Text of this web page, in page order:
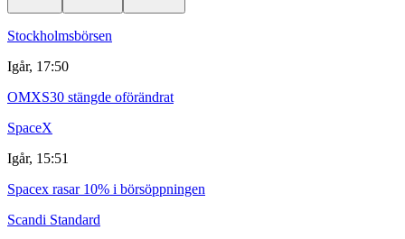
Stockholmsbörsen
Igår, 17:50
OMXS30 stängde oförändrat
SpaceX
Igår, 15:51
Spacex rasar 10% i börsöppningen
Scandi Standard